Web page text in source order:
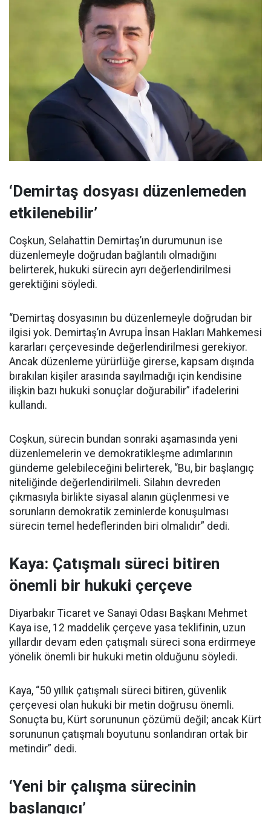
‘Demirtaş dosyası düzenlemeden
etkilenebilir’
Coşkun, Selahattin Demirtaş’ın durumunun ise
düzenlemeyle doğrudan bağlantılı olmadığını
belirterek, hukuki sürecin ayrı değerlendirilmesi
gerektiğini söyledi.
“Demirtaş dosyasının bu düzenlemeyle doğrudan bir
ilgisi yok. Demirtaş’ın Avrupa İnsan Hakları Mahkemesi
kararları çerçevesinde değerlendirilmesi gerekiyor.
Ancak düzenleme yürürlüğe girerse, kapsam dışında
bırakılan kişiler arasında sayılmadığı için kendisine
ilişkin bazı hukuki sonuçlar doğurabilir” ifadelerini
kullandı.
Coşkun, sürecin bundan sonraki aşamasında yeni
düzenlemelerin ve demokratikleşme adımlarının
gündeme gelebileceğini belirterek, “Bu, bir başlangıç
niteliğinde değerlendirilmeli. Silahın devreden
çıkmasıyla birlikte siyasal alanın güçlenmesi ve
sorunların demokratik zeminlerde konuşulması
sürecin temel hedeflerinden biri olmalıdır” dedi.
Kaya: Çatışmalı süreci bitiren
önemli bir hukuki çerçeve
Diyarbakır Ticaret ve Sanayi Odası Başkanı Mehmet
Kaya ise, 12 maddelik çerçeve yasa teklifinin, uzun
yıllardır devam eden çatışmalı süreci sona erdirmeye
yönelik önemli bir hukuki metin olduğunu söyledi.
Kaya, “50 yıllık çatışmalı süreci bitiren, güvenlik
çerçevesi olan hukuki bir metin doğrusu önemli.
Sonuçta bu, Kürt sorununun çözümü değil; ancak Kürt
sorununun çatışmalı boyutunu sonlandıran ortak bir
metindir” dedi.
‘Yeni bir çalışma sürecinin
başlangıcı’